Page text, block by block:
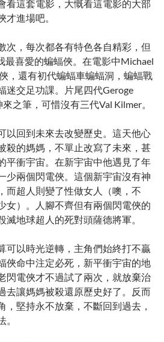
看這套電影，大慨看這電影的大部
進場吧。
次，每次都各有特色各自精彩，但
最喜愛的蝙蝠俠。在電影中Michael
，還有初代蝙蝠車蝙蝠洞，蝙蝠戰
迷交足功課。片尾四代Geroge
之筆，可惜沒有三代Val Kilmer。
以回到未來去改變歷史。這天他心
殺的媽媽，不單止改寫了未來，甚
平衝宇宙。在新宇宙中他遇見了年
少兩個閃電俠。這個新宇宙沒有神
而超人則變了性做女人（噢，不
女）。人腳不齊但有兩個閃電俠的
滅地球超人的死對頭薩德將軍。
可以時光逆轉，主角們始終打不贏
俠命中注定必死，新平衝宇宙的地
閃電俠才不過試了兩次，就放棄治
去讓媽媽被殺還原歷史好了。反而
，堅持永不放棄，不斷回到過去，